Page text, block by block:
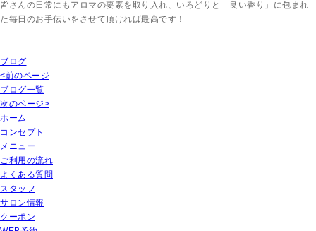
皆さんの日常にもアロマの要素を取り入れ、いろどりと「良い香り」に包まれ
た毎日のお手伝いをさせて頂ければ最高です！
ブログ
<前のページ
ブログ一覧
次のページ>
ホーム
コンセプト
メニュー
ご利用の流れ
よくある質問
スタッフ
サロン情報
クーポン